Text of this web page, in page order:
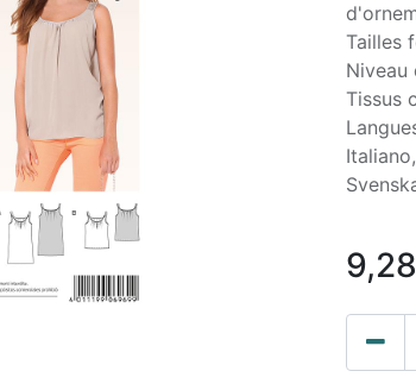
Tailles
Niveau
Tissus
Italiano,
9,28